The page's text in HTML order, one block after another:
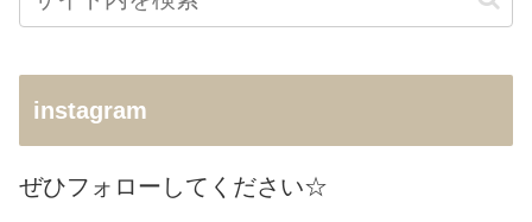
instagram
ぜひフォローしてください☆